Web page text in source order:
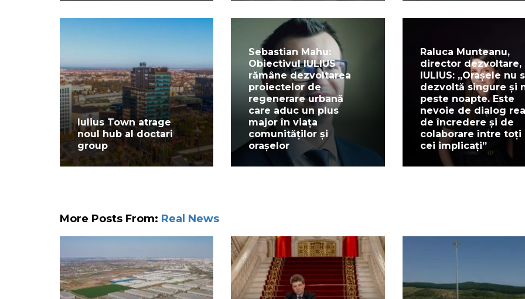
Iulius Town atrage
noul hub al doctari
group
Sebastian Mahu:
Obiectivul IULIUS
rămâne dezvoltarea
proiectelor de
regenerare urbană
care aduc un plus
major în viața
comunităților și
orașelor
Raluca Munteanu,
director dezvoltare,
IULIUS: „Orașele nu
dezvoltă singure și
peste noapte. Este
nevoie de dialog
de încredere și de
colaborare între toți
cei implicați”
More Posts From: Real News